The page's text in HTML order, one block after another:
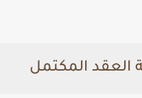
العقد المكتمل